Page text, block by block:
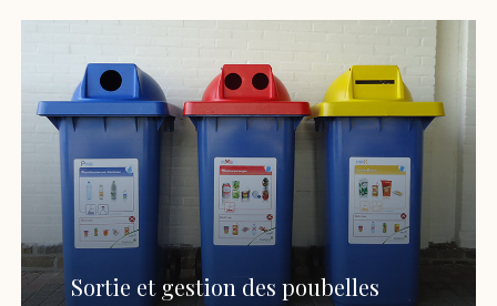
Sortie et gestion des poubelles